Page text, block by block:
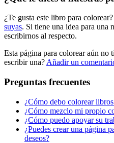
Nezaradené
Sin categorizar
¿Te gusta este libro para
suyas. Si tiene una idea para una
escribirnos al respecto.
Esta página para colorear aún no
escribir una? Añadir un
Preguntas frecuentes
¿Cómo debo colorear
¿Cómo mezclo mi propio
¿Cómo puedo apoyar su
¿Puedes crear una página
deseos?